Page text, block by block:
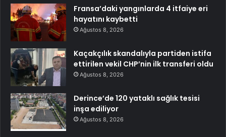
Fransa’daki yangınlarda 4 itfaiye eri
hayatını kaybetti
Ağustos 8, 2026
Kaçakçılık skandalıyla partiden istifa
ettirilen vekil CHP’nin ilk transferi oldu
Ağustos 8, 2026
Derince’de 120 yataklı sağlık tesisi
inşa ediliyor
Ağustos 8, 2026